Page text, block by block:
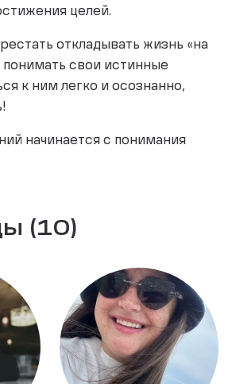
целей.
откладывать жизнь «на
понимать свои истинные
к ним легко и осознанно,
начинается с понимания
(10)